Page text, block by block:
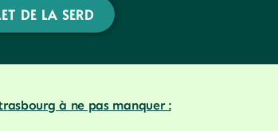
DE LA SERD
à ne pas manquer :